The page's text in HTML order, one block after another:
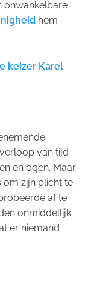
onwankelbare
hem
keizer Karel
van tijd
en ogen. Maar
om zijn plicht te
af te
onmiddellijk
er niemand